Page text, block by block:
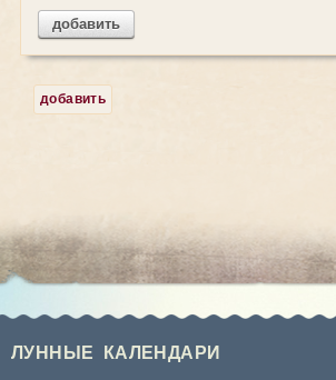
добавить
добавить
ЛУННЫЕ КАЛЕНДАРИ